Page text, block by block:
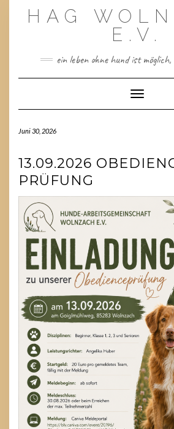
HAG
E.V.
ein leben ohne hund ist
Toggle
Juni 30, 2026
13.09.2026
PRÜFUNG